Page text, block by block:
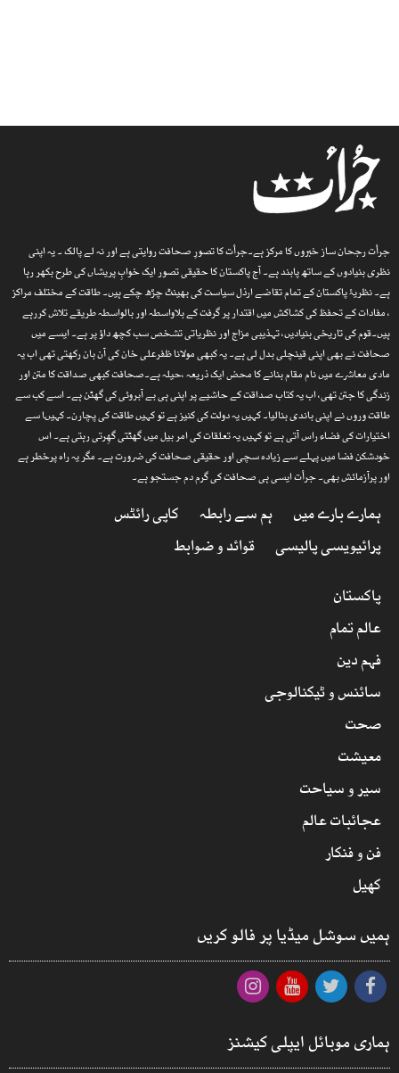
جرأت رجحان ساز خبروں کا مرکز ہے۔جرأت کا تصورِ صحافت روایتی ہے اور نہ لے پالک ۔ یہ اپنی
نظری بنیادوں کے ساتھ پابند ہے۔ آج پاکستان کا حقیقی تصور ایک خوابِ پریشاں کی طرح بکھر رہا
ہے۔ نظریۂ پاکستان کے تمام تقاضے ارذل سیاست کی بھینٹ چڑھ چکے ہیں۔ طاقت کے مختلف مراکز
، مفادات کے تحفظ کی کشاکش میں اقتدار پر گرفت کے بلاواسطہ اور بالواسطہ طریقے تلاش کررہے
ہیں۔قوم کی تاریخی بنیادیں، تہذیبی مزاج اور نظریاتی تشخص سب کچھ داؤ پر ہے۔ ایسے میں
صحافت نے بھی اپنی قینچلی بدل لی ہے۔ یہ کبھی مولانا ظفرعلی خان کی آن بان رکھتی تھی اب یہ
مادی معاشرے میں نام مقام بنانے کا محض ایک ذریعہ ،حیلہ ہے۔صحافت کبھی صداقت کا متن اور
زندگی کا جتن تھی، اب یہ کتاب صداقت کے حاشیے پر اپنی ہی بے آبروئی کی گھٹن ہے۔ اسے کب سے
طاقت وروں نے اپنی باندی بنالیا۔ کہیں یہ دولت کی کنیز ہے تو کہیں طاقت کی پچارن۔ کہیںا سے
اختیارات کی فضاء راس آتی ہے تو کہیں یہ تعلقات کی امر بیل میں گھٹتی گھِرتی رہتی ہے۔ اس
خودشکن فضا میں پہلے سے زیادہ سچی اور حقیقی صحافت کی ضرورت ہے۔ مگر یہ راہ پرخطر ہے
اور پرآزمائش بھی۔ جرأت ایسی ہی صحافت کی گرم دم جستجو ہے۔
ہمارے بارے میں ہم سے رابطہ
کاپی رائٹس
پرائیویسی پالیسی
قوائد و ضوابط
پاکستان
عالم تمام
فہم دین
سائنس و ٹیکنالوجی
صحت
معیشت
سیر و سیاحت
عجائبات عالم
فن و فنکار
کھیل
ہمیں سوشل میڈیا پر فالو کریں
ہماری موبائل ایپلی کیشنز